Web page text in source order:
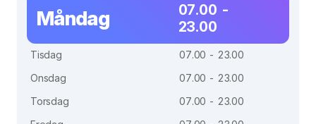
Måndag
07.00 -
23.00
Tisdag
07.00 - 23.00
Onsdag
07.00 - 23.00
Torsdag
07.00 - 23.00